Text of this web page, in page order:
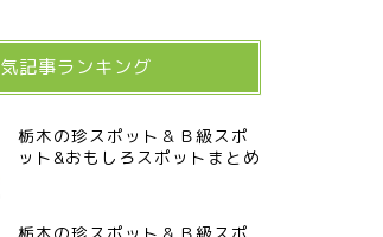
記事ランキング
栃木の珍スポット＆Ｂ級スポ
ット&おもしろスポットまとめ